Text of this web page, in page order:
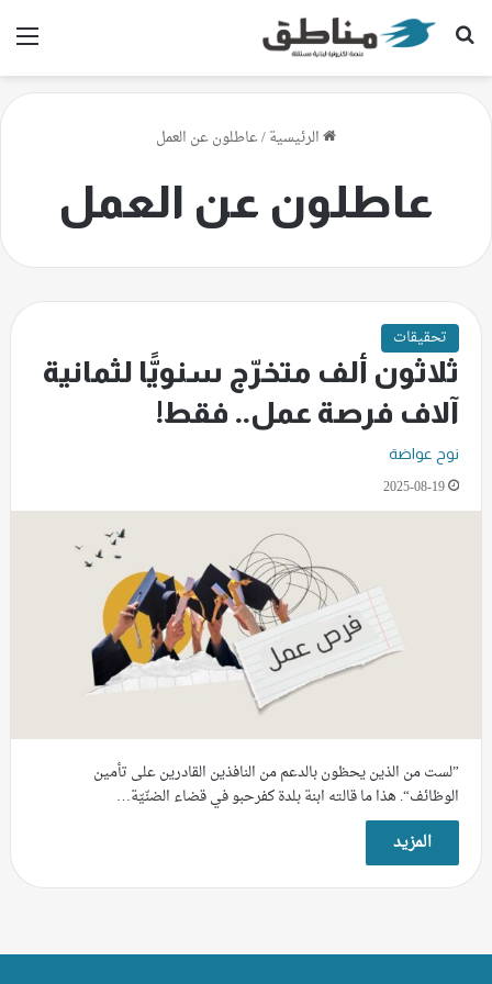
بحث عن
الرئيسية/عاطلون عن العمل
عاطلون عن العمل
تحقيقات
ثلاثون ألف متخرّج سنويًّا لثمانية
آلاف فرصة عمل.. فقط!
نوح عواضة
2025-08-19
”لست من الذين يحظون بالدعم من النافذين القادرين على تأمين
الوظائف“. هذا ما قالته ابنة بلدة كفرحبو في قضاء الضنّيّة…
المزيد